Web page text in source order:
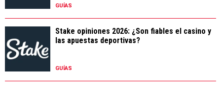
GUÍAS
Stake opiniones 2026: ¿Son fiables el casino y
las apuestas deportivas?
GUÍAS